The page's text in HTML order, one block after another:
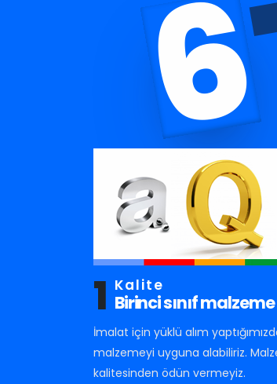
6
1 Kalite
Birinci sınıf malzeme
İmalat için yüklü alım
malzemeyi uyguna alabiliriz.
kalitesinden ödün vermeyiz.